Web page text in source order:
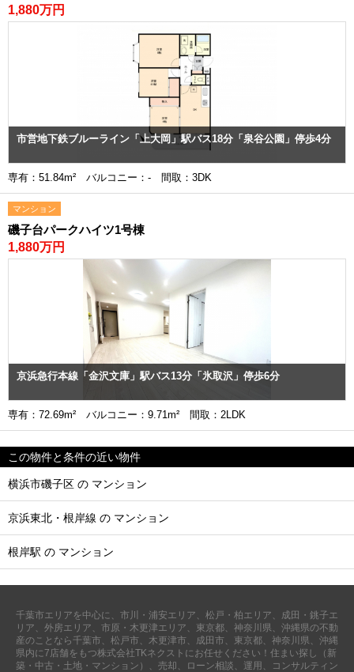
1,880万円
市営地下鉄ブルーライン「上大岡」駅バス18分「泉谷公園」停歩4分
専有：51.84m² バルコニー：- 間取：3DK
マンション
磯子台パークハイツ1号棟
1,880万円
京浜急行本線「金沢文庫」駅バス13分「氷取沢」停歩6分
専有：72.69m² バルコニー：9.71m² 間取：2LDK
この物件と条件の近い物件
横浜市磯子区 の マンション
京浜東北・根岸線 の マンション
根岸駅 の マンション
千葉市エリアを中心に、市川・浦安エリア、松戸・柏エリア、成田・銚子エ
リア、外房エリア、市原・木更津エリア、東京都、神奈川県、沖縄県の不動
産のことなら千葉市、松戸市、木更津市、成田市、東京都、神奈川県、沖縄
県内に7店舗をもつ株式会社TKネクストにお任せください！住まい探し（新
築・中古・土地・マンション）、売却、ローン相談、運用、コンサルティン